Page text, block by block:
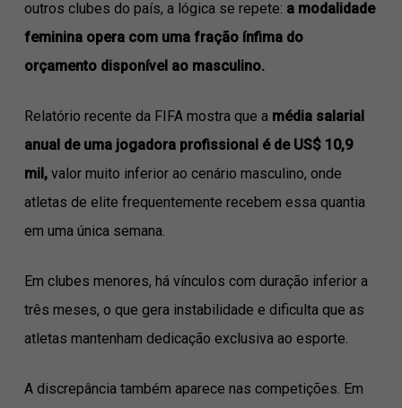
outros clubes do país, a lógica se repete: a modalidade
feminina opera com uma fração ínfima do
orçamento disponível ao masculino.
Relatório recente da FIFA mostra que a média salarial
anual de uma jogadora profissional é de US$ 10,9
mil,valor muito inferior ao cenário masculino, onde
atletas de elite frequentemente recebem essa quantia
em uma única semana.
Em clubes menores, há vínculos com duração inferior a
três meses, o que gera instabilidade e dificulta que as
atletas mantenham dedicação exclusiva ao esporte.
A discrepância também aparece nas competições. Em